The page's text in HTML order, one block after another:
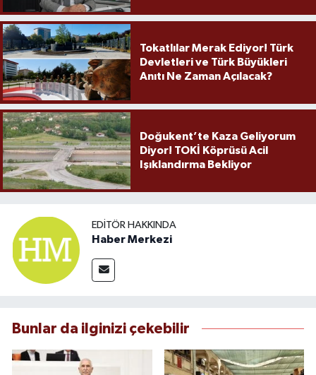
Tokatlılar Merak Ediyor! Türk
Devletleri ve Türk Büyükleri
Anıtı Ne Zaman Açılacak?
Doğukent’te Kaza Geliyorum
Diyor! TOKİ Köprüsü Acil
Işıklandırma Bekliyor
EDITÖR HAKKINDA
Haber Merkezi
Bunlar da ilginizi çekebilir